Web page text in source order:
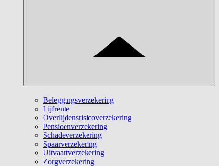
Beleggingsverzekering
Lijfrente
Overlijdensrisicoverzekering
Pensioenverzekering
Schadeverzekering
Spaarverzekering
Uitvaartverzekering
Zorgverzekering